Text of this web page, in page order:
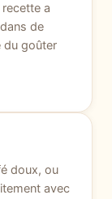
a
de
du goûter
doux, ou
avec